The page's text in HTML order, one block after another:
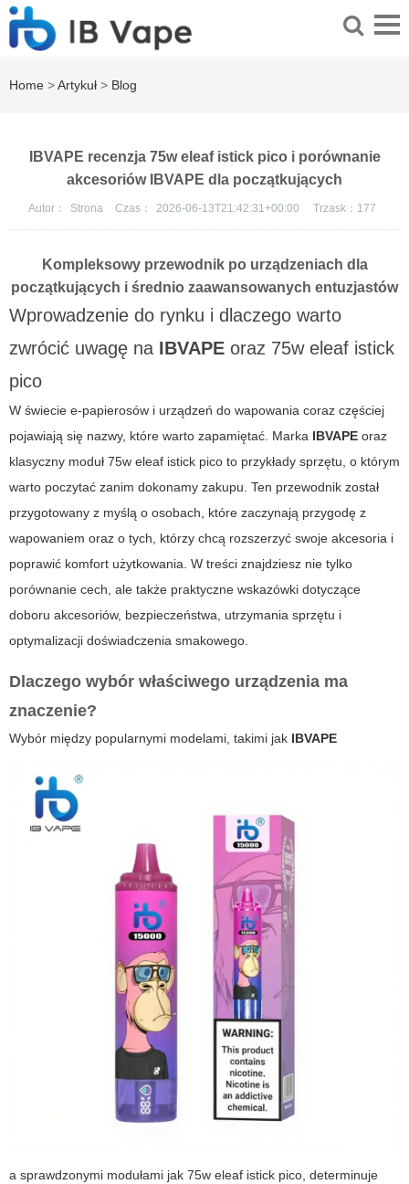
Home >Artykuł > Blog
IBVAPE recenzja 75w eleaf istick pico i porównanie
akcesoriów IBVAPE dla początkujących
Autor： Strona Czas： 2026-06-13T21:42:31+00:00 Trzask： 177
Kompleksowy przewodnik po urządzeniach dla
początkujących i średnio zaawansowanych entuzjastów
Wprowadzenie do rynku i dlaczego warto
zwrócić uwagę na IBVAPE oraz 75w eleaf istick
pico
W świecie e-papierosów i urządzeń do wapowania coraz częściej
pojawiają się nazwy, które warto zapamiętać. Marka IBVAPE oraz
klasyczny moduł 75w eleaf istick pico to przykłady sprzętu, o którym
warto poczytać zanim dokonamy zakupu. Ten przewodnik został
przygotowany z myślą o osobach, które zaczynają przygodę z
wapowaniem oraz o tych, którzy chcą rozszerzyć swoje akcesoria i
poprawić komfort użytkowania. W treści znajdziesz nie tylko
porównanie cech, ale także praktyczne wskazówki dotyczące
doboru akcesoriów, bezpieczeństwa, utrzymania sprzętu i
optymalizacji doświadczenia smakowego.
Dlaczego wybór właściwego urządzenia ma
znaczenie?
Wybór między popularnymi modelami, takimi jak IBVAPE
a sprawdzonymi modułami jak 75w eleaf istick pico, determinuje